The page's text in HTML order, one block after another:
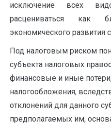
исключение всех
расцениваться как
экономического развития
Под налоговым риском
субъекта налоговых
финансовые и иные
налогообложения,
отклонений для данного
предполагаемых им,